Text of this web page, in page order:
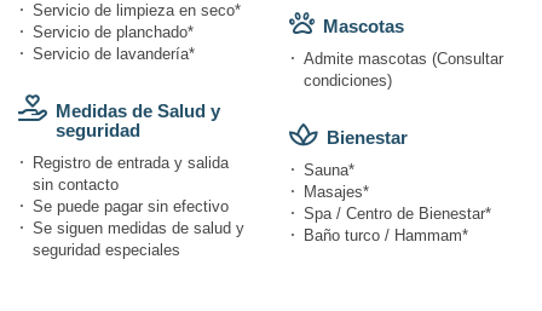
Servicio de limpieza en seco*
Servicio de planchado*
Servicio de lavandería*
Medidas de Salud y
seguridad
Registro de entrada y salida
sin contacto
Se puede pagar sin efectivo
Se siguen medidas de salud y
seguridad especiales
Mascotas
Admite mascotas (Consultar
condiciones)
Bienestar
Sauna*
Masajes*
Spa / Centro de Bienestar*
Baño turco / Hammam*